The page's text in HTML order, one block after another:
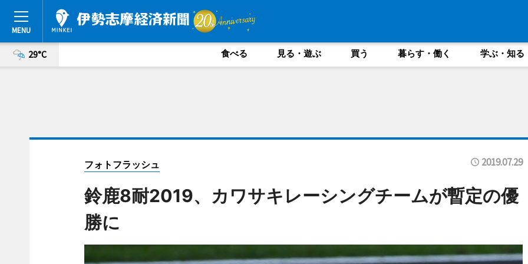
29°C 食べる 見る・遊ぶ 買う 暮らす・働く 学ぶ・知る
フォトフラッシュ 2019.07.29
鈴鹿8耐2019、カワサキレーシングチームが暫定の優
勝に